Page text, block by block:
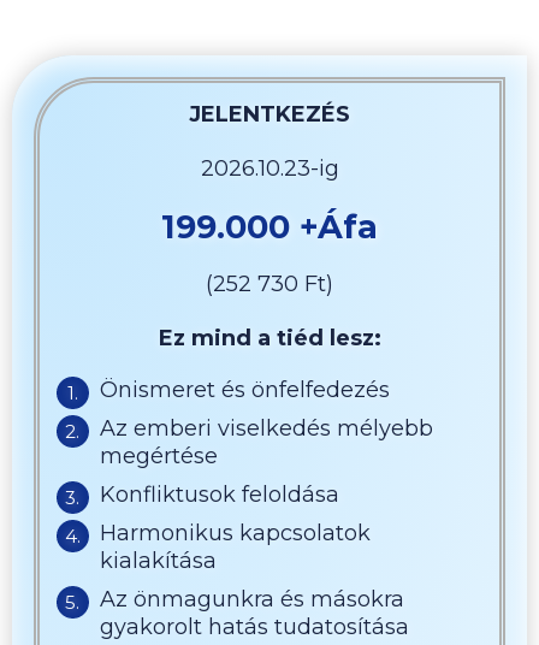
JELENTKEZÉS
2026.10.23-ig
199.000 +áfa
(252 730 Ft)
Ez mind a tiéd lesz:
Önismeret és önfelfedezés
Az emberi viselkedés mélyebb
megértése
Konfliktusok feloldása
Harmonikus kapcsolatok
kialakítása
Az önmagunkra és másokra
gyakorolt hatás tudatosítása